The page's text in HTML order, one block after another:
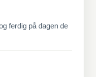
ferdig på dagen de